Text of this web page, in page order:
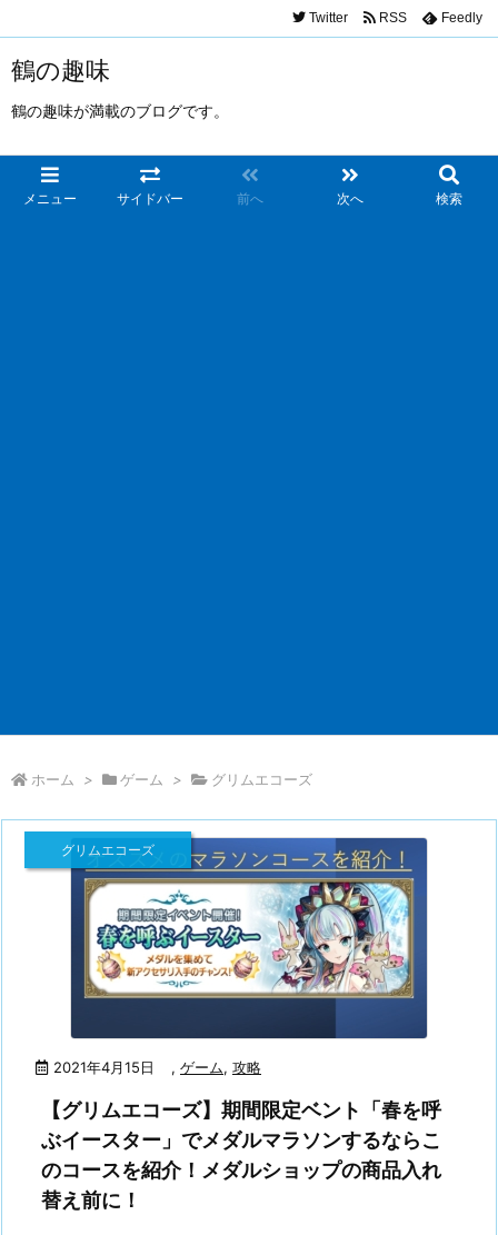
鶴の趣味
鶴の趣味が満載のブログです。
メニュー サイドバー 前へ 次へ 検索
Twitter RSS Feedly
ホーム > ゲーム > グリムエコーズ
2021年4月15日
グリムエコーズ
, ゲーム, 攻略
【グリムエコーズ】期間限定ベント「春を呼
ぶイースター」でメダルマラソンするならこ
のコースを紹介！メダルショップの商品入れ
替え前に！